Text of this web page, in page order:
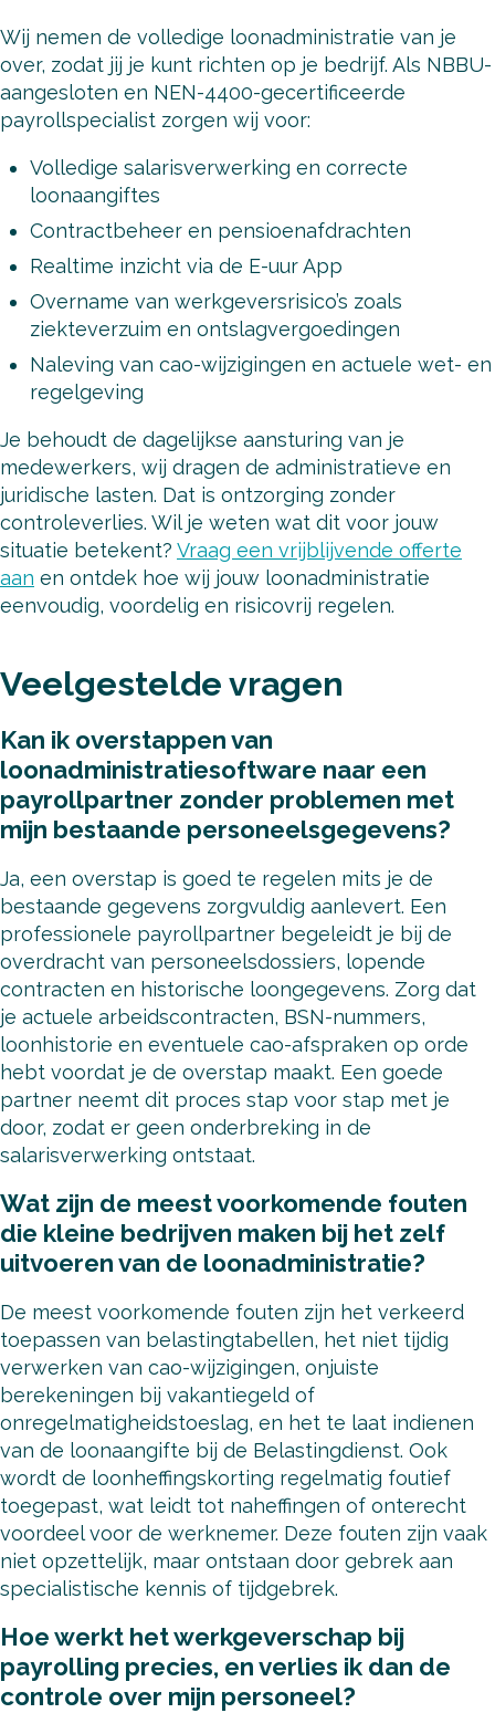
Wij nemen de volledige loonadministratie van je
over, zodat jij je kunt richten op je bedrijf. Als NBBU-
aangesloten en NEN-4400-gecertificeerde
payrollspecialist zorgen wij voor:
Volledige salarisverwerking en correcte
loonaangiftes
Contractbeheer en pensioenafdrachten
Realtime inzicht via de E-uur App
Overname van werkgeversrisico’s zoals
ziekteverzuim en ontslagvergoedingen
Naleving van cao-wijzigingen en actuele wet- en
regelgeving
Je behoudt de dagelijkse aansturing van je
medewerkers, wij dragen de administratieve en
juridische lasten. Dat is ontzorging zonder
controleverlies. Wil je weten wat dit voor jouw
situatie betekent? Vraag een vrijblijvende offerte
aan en ontdek hoe wij jouw loonadministratie
eenvoudig, voordelig en risicovrij regelen.
Veelgestelde vragen
Kan ik overstappen van
loonadministratiesoftware naar een
payrollpartner zonder problemen met
mijn bestaande personeelsgegevens?
Ja, een overstap is goed te regelen mits je de
bestaande gegevens zorgvuldig aanlevert. Een
professionele payrollpartner begeleidt je bij de
overdracht van personeelsdossiers, lopende
contracten en historische loongegevens. Zorg dat
je actuele arbeidscontracten, BSN-nummers,
loonhistorie en eventuele cao-afspraken op orde
hebt voordat je de overstap maakt. Een goede
partner neemt dit proces stap voor stap met je
door, zodat er geen onderbreking in de
salarisverwerking ontstaat.
Wat zijn de meest voorkomende fouten
die kleine bedrijven maken bij het zelf
uitvoeren van de loonadministratie?
De meest voorkomende fouten zijn het verkeerd
toepassen van belastingtabellen, het niet tijdig
verwerken van cao-wijzigingen, onjuiste
berekeningen bij vakantiegeld of
onregelmatigheidstoeslag, en het te laat indienen
van de loonaangifte bij de Belastingdienst. Ook
wordt de loonheffingskorting regelmatig foutief
toegepast, wat leidt tot naheffingen of onterecht
voordeel voor de werknemer. Deze fouten zijn vaak
niet opzettelijk, maar ontstaan door gebrek aan
specialistische kennis of tijdgebrek.
Hoe werkt het werkgeverschap bij
payrolling precies, en verlies ik dan de
controle over mijn personeel?